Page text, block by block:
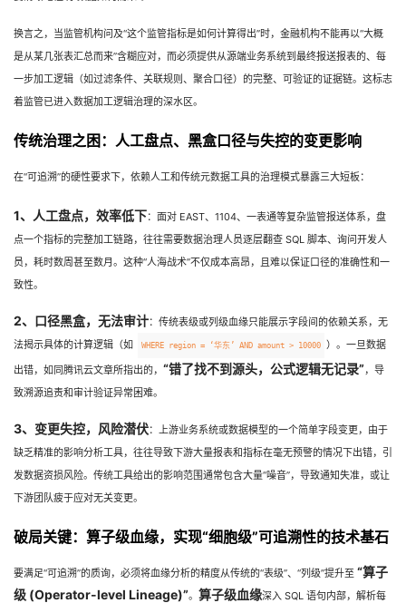
的
博
客
我
的
论
我
的
子
我
直
的
动
我
关
注
我
的
开
者
学
堂
我
我
的
我
支
持
我
换言之，当监管机构问及“这个监管指标是如何计算得出”时，金融机构不能再以“大概
是从某几张表汇总而来”含糊应对，而必须提供从源端业务系统到最终报送报表的、每
一步加工逻辑（如过滤条件、关联规则、聚合口径）的完整、可验证的证据链。这标志
着监管已进入数据加工逻辑治理的深水区。
传统治理之困：人工盘点、黑盒口径与失控的变更影响
在“可追溯”的硬性要求下，依赖人工和传统元数据工具的治理模式暴露三大短板：
1、人工盘点，效率低下：面对 EAST、1104、一表通等复杂监管报送体系，盘
点一个指标的完整加工链路，往往需要数据治理人员逐层翻查 SQL 脚本、询问开发人
员，耗时数周甚至数月。这种“人海战术”不仅成本高昂，且难以保证口径的准确性和一
致性。
2、口径黑盒，无法审计：传统表级或列级血缘只能展示字段间的依赖关系，无
法揭示具体的计算逻辑（如
WHERE region = ‘华东’ AND amount > 10000 ）。一旦数据
出错，如同腾讯云文章所指出的， “错了找不到源头，公式逻辑无记录” ，导
致溯源追责和审计验证异常困难。
3、变更失控，风险潜伏：上游业务系统或数据模型的一个简单字段变更，由于
缺乏精准的影响分析工具，往往导致下游大量报表和指标在毫无预警的情况下出错，引
发数据资损风险。传统工具给出的影响范围通常包含大量“噪音”，导致通知失准，或让
下游团队疲于应对无关变更。
破局关键：算子级血缘，实现“细胞级”可追溯性的技术基石
要满足“可追溯”的质询，必须将血缘分析的精度从传统的“表级”、“列级”提升至 “算子
级 (Operator-level Lineage)”。 算子级血缘深入 SQL 语句内部，解析每